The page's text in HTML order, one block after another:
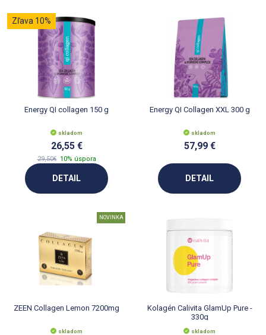
Zľava 10%
Energy QI collagen 150 g
skladom
26,55 €
29,50€ 10% úspora
DETAIL
Energy QI Collagen XXL 300 g
skladom
57,99 €
DETAIL
NOVINKA
ZEEN Collagen Lemon 7200mg
skladom
Kolagén Calivita GlamUp Pure -
330g
skladom